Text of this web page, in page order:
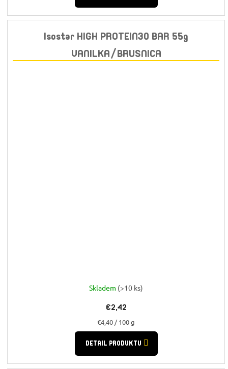
Isostar HIGH PROTEIN30 BAR 55g
VANILKA/BRUSNICA
Skladem (>10 ks)
€2,42
Jednotková
cena:
€4,40 / 100 g
DETAIL PRODUKTU